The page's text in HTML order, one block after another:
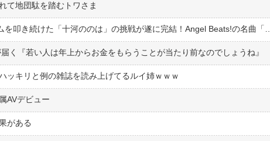
て地団駄を踏むトワさま
く『若い人は年上からお金をもらうことが当たり前なのでしょうね』
ッキリと例の雑誌を読み上げてるルイ姉ｗｗｗ
AVデビュー
がある